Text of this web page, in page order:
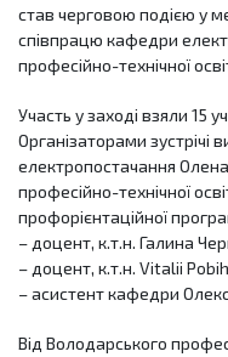
став черговою подією у
співпрацю кафедри
професійно-технічної
Участь у заході взяли 15
Організаторами зустрічі
електропостачання
професійно-технічної
профорієнтаційної
– доцент, к.т.н. Галина
– доцент, к.т.н. Vitalii
– асистент кафедри
Від Володарського